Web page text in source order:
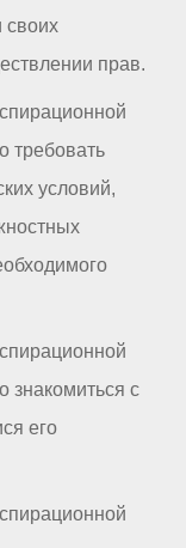
своих
прав.
требовать
условий,
знакомиться с
его